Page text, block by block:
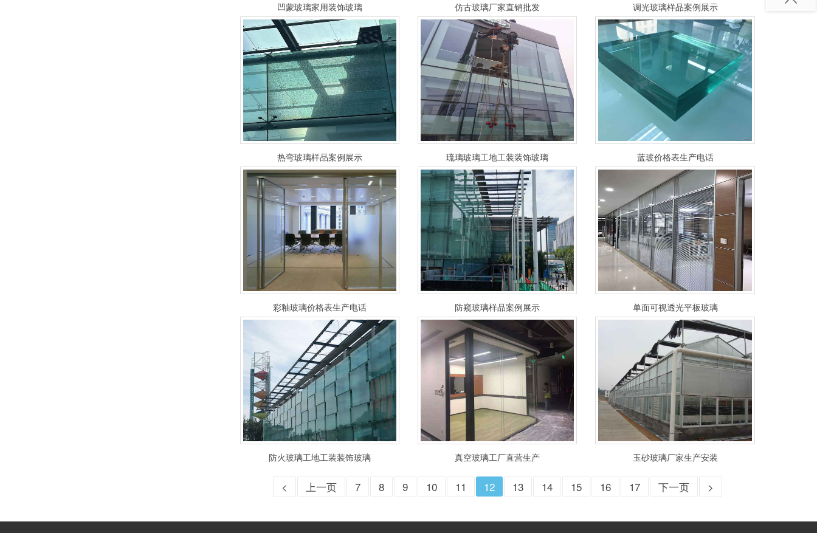
凹蒙玻璃家用装饰玻璃 仿古玻璃厂家直销批发 调光玻璃样品案例展示
热弯玻璃样品案例展示 琉璃玻璃工地工装装饰玻璃 蓝玻价格表生产电话
彩釉玻璃价格表生产电话 防窥玻璃样品案例展示 单面可视透光平板玻璃
防火玻璃工地工装装饰玻璃 真空玻璃工厂直营生产 玉砂玻璃厂家生产安装
< 上一页 7 8 9 10 11 12 13 14 15 16 17 下一页 >